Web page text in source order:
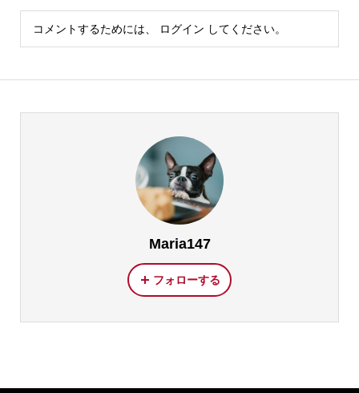
コメントするためには、 ログイン してください。
Maria147
フォローする